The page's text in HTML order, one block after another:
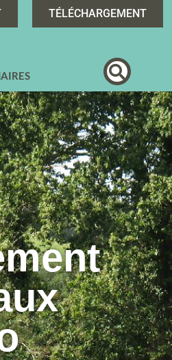
TÉLÉCHARGEMENT